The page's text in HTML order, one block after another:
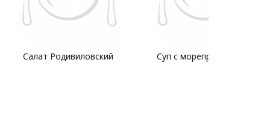
Суп с морепродуктами